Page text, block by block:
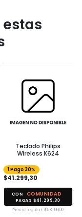
Philips
Wireless K624
30%
COMUNIDAD
$41.299,30
regular: $58.999,00